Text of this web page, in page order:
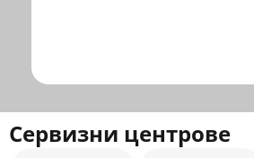
Сервизни центрове